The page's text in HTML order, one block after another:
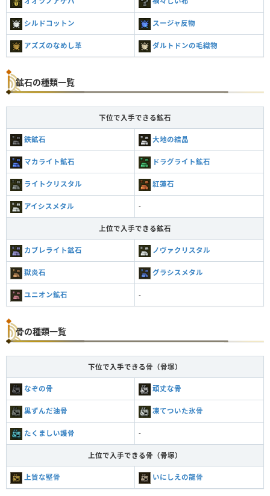
シルドコットン スージャ反物
アズズのなめし革 ダルトドンの毛織物
鉱石の種類一覧
下位で入手できる鉱石
鉄鉱石 大地の結晶
マカライト鉱石 ドラグライト鉱石
ライトクリスタル 紅蓮石
アイシスメタル -
上位で入手できる鉱石
カブレライト鉱石 ノヴァクリスタル
獄炎石 グラシスメタル
ユニオン鉱石 -
骨の種類一覧
下位で入手できる骨（骨塚）
なぞの骨 頑丈な骨
黒ずんだ油骨 凍てついた氷骨
たくましい護骨 -
上位で入手できる骨（骨塚）
上質な堅骨 いにしえの龍骨